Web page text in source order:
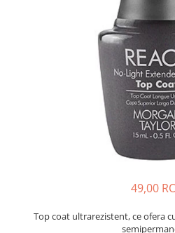
49,00
Top coat ultrarezistent, ce ofera